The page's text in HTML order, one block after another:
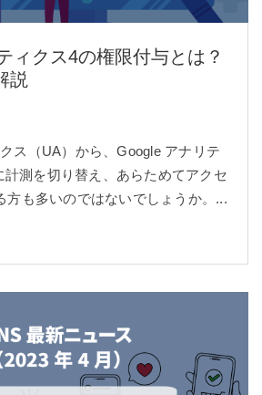
ィクス4の権限付与とは？
説
ス（UA）から、Google アナリテ
計測を切り替え、あらためてアクセ
方も多いのではないでしょうか。...